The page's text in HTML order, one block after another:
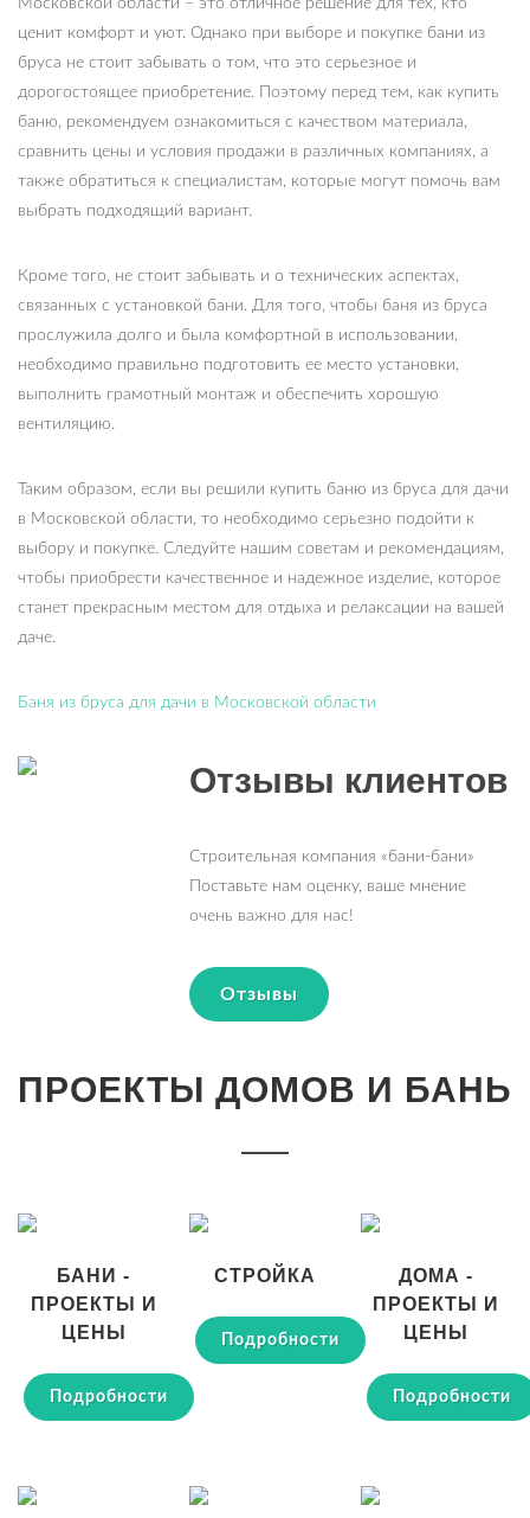
Московской области – это отличное решение для тех, кто
ценит комфорт и уют. Однако при выборе и покупке бани из
бруса не стоит забывать о том, что это серьезное и
дорогостоящее приобретение. Поэтому перед тем, как купить
баню, рекомендуем ознакомиться с качеством материала,
сравнить цены и условия продажи в различных компаниях, а
также обратиться к специалистам, которые могут помочь вам
выбрать подходящий вариант.
Кроме того, не стоит забывать и о технических аспектах,
связанных с установкой бани. Для того, чтобы баня из бруса
прослужила долго и была комфортной в использовании,
необходимо правильно подготовить ее место установки,
выполнить грамотный монтаж и обеспечить хорошую
вентиляцию.
Таким образом, если вы решили купить баню из бруса для дачи
в Московской области, то необходимо серьезно подойти к
выбору и покупке. Следуйте нашим советам и рекомендациям,
чтобы приобрести качественное и надежное изделие, которое
станет прекрасным местом для отдыха и релаксации на вашей
даче.
Баня из бруса для дачи в Московской области
Отзывы клиентов
Строительная компания «бани-бани»
Поставьте нам оценку, ваше мнение
очень важно для нас!
Отзывы
ПРОЕКТЫ ДОМОВ И БАНЬ
БАНИ -
ПРОЕКТЫ И
ЦЕНЫ
Подробности
СТРОЙКА
Подробности
ДОМА -
ПРОЕКТЫ И
ЦЕНЫ
Подробности